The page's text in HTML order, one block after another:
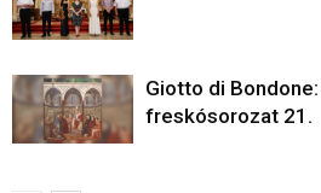
Giotto di
freskósorozat 21.